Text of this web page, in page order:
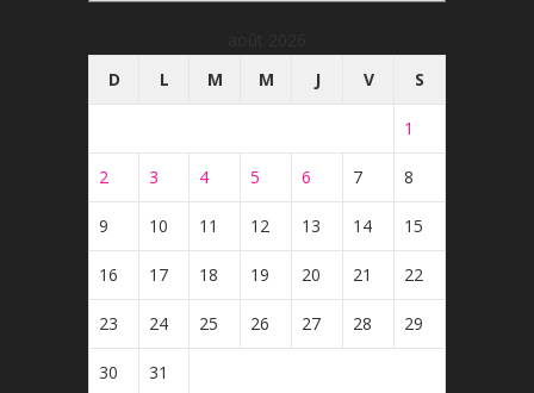
D
L M M J V S
1
2 3 4 5 6 7 8
9 10 11 12 13 14 15
16 17 18 19 20 21 22
23 24 25 26 27 28 29
30 31